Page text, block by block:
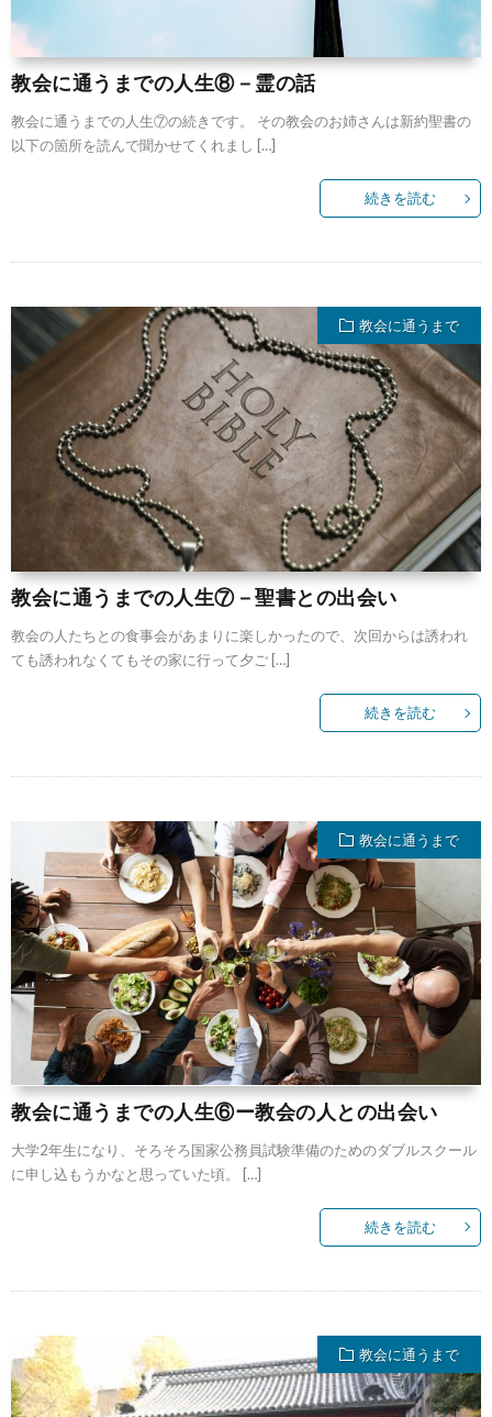
教会に通うまでの人生⑧－霊の話
教会に通うまでの人生⑦の続きです。 その教会のお姉さんは新約聖書の
以下の箇所を読んで聞かせてくれまし […]
続きを読む
教会に通うまで
教会に通うまでの人生⑦－聖書との出会い
教会の人たちとの食事会があまりに楽しかったので、次回からは誘われ
ても誘われなくてもその家に行って夕ご […]
続きを読む
教会に通うまで
教会に通うまでの人生⑥ー教会の人との出会い
大学2年生になり、そろそろ国家公務員試験準備のためのダブルスクール
に申し込もうかなと思っていた頃。 […]
続きを読む
教会に通うまで